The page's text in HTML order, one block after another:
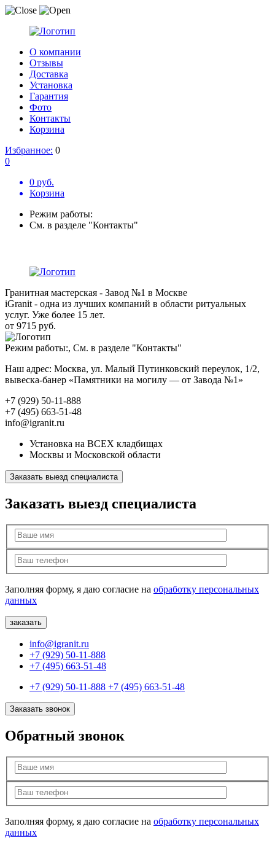
О компании
Отзывы
Доставка
Установка
Гарантия
Фото
Контакты
Корзина
Избранное: 0
0
0 руб.
Корзина
Режим работы:
См. в разделе "Контакты"
Гранитная мастерская - Завод №1 в Москве
iGranit - одна из лучших компаний в области ритуальных
услуг. Уже более 15 лет.
от 9715 руб.
Режим работы:, См. в разделе "Контакты"
Наш адрес: Москва, ул. Малый Путинковский переулок, 1/2,
вывеска-банер «Памятники на могилу — от Завода №1»
+7 (929) 50-11-888
+7 (495) 663-51-48
info@igranit.ru
Установка на ВСЕХ кладбищах
Москвы и Московской области
Заказать выезд специалиста
Заказать выезд специалиста
Заполняя форму, я даю согласие на обработку персональных
данных
info@igranit.ru
+7 (929) 50-11-888
+7 (495) 663-51-48
+7 (929) 50-11-888 +7 (495) 663-51-48
Заказать звонок
Обратный звонок
Заполняя форму, я даю согласие на обработку персональных
данных